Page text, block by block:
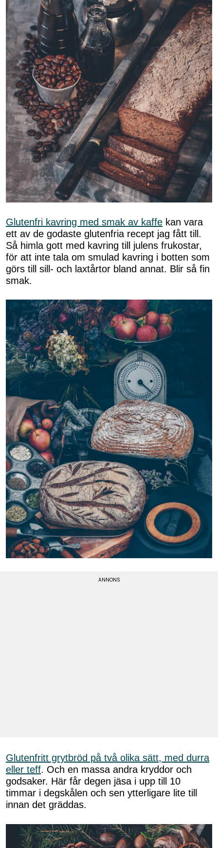
Glutenfri kavring med smak av kaffe kan vara
ett av de godaste glutenfria recept jag fått till.
Så himla gott med kavring till julens frukostar,
för att inte tala om smulad kavring i botten som
görs till sill- och laxtårtor bland annat. Blir så fin
smak.
Glutenfritt grytbröd på två olika sätt, med durra
eller teff. Och en massa andra kryddor och
godsaker. Här får degen jäsa i upp till 10
timmar i degskålen och sen ytterligare lite till
innan det gräddas.